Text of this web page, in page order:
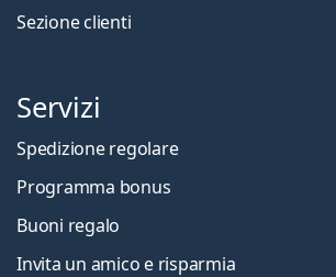
Sezione clienti
Servizi
Spedizione regolare
Programma bonus
Buoni regalo
Invita un amico e risparmia